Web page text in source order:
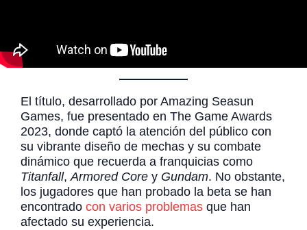
El título, desarrollado por Amazing Seasun
Games, fue presentado en The Game Awards
2023, donde captó la atención del público con
su vibrante diseño de mechas y su combate
dinámico que recuerda a franquicias como
Titanfall,Armored Core y Gundam. No obstante,
los jugadores que han probado la beta se han
encontrado con varios problemas que han
afectado su experiencia.